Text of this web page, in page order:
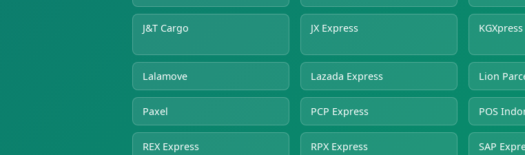
J&T Cargo JX Express KGXpress
Lalamove Lazada Express Lion
Paxel PCP Express POS
REX Express RPX Express SAP